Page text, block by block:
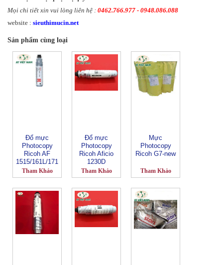
Mọi chi tiết xin vui lòng liên hệ : 0462.766.977 - 0948.086.088
website : sieuthimucin.net
Sản phẩm cùng loại
Đổ mực
Photocopy
Ricoh AF
1515/161L/171
L-Ricoh 1270D
Tham Khảo
Đổ mực
Photocopy
Ricoh Aficio
1230D
Tham Khảo
Mực
Photocopy
Ricoh G7-new
Tham Khảo